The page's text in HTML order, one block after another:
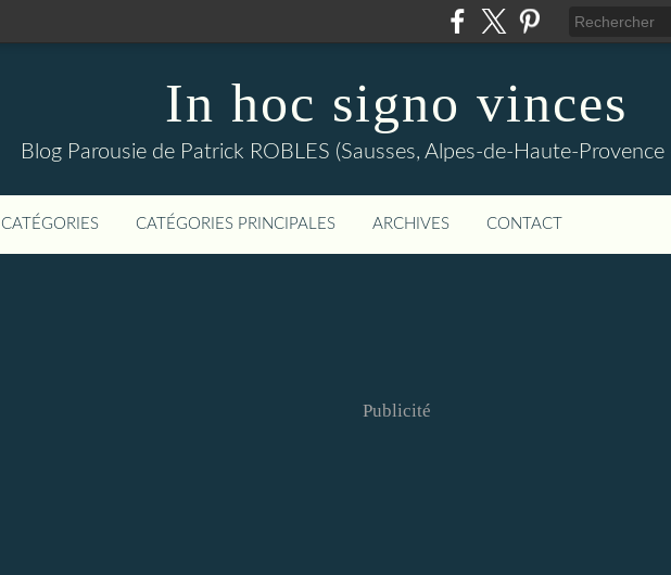
In hoc signo vinces
Blog Parousie de Patrick ROBLES (Sausses, Alpes-de-Haute-Provence
CATÉGORIES CATÉGORIES PRINCIPALES ARCHIVES CONTACT
Publicité